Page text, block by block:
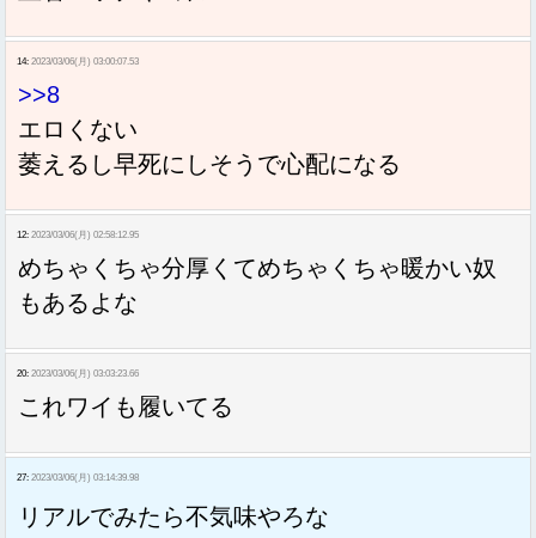
14: 2023/03/06(月) 03:00:07.53
>>8
エロくない
萎えるし早死にしそうで心配になる
12: 2023/03/06(月) 02:58:12.95
めちゃくちゃ分厚くてめちゃくちゃ暖かい奴
もあるよな
20: 2023/03/06(月) 03:03:23.66
これワイも履いてる
27: 2023/03/06(月) 03:14:39.98
リアルでみたら不気味やろな